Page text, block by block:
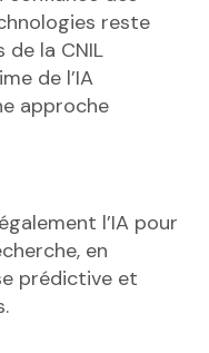
reste
de la CNIL
de l’IA
approche
l’IA pour
en
prédictive et